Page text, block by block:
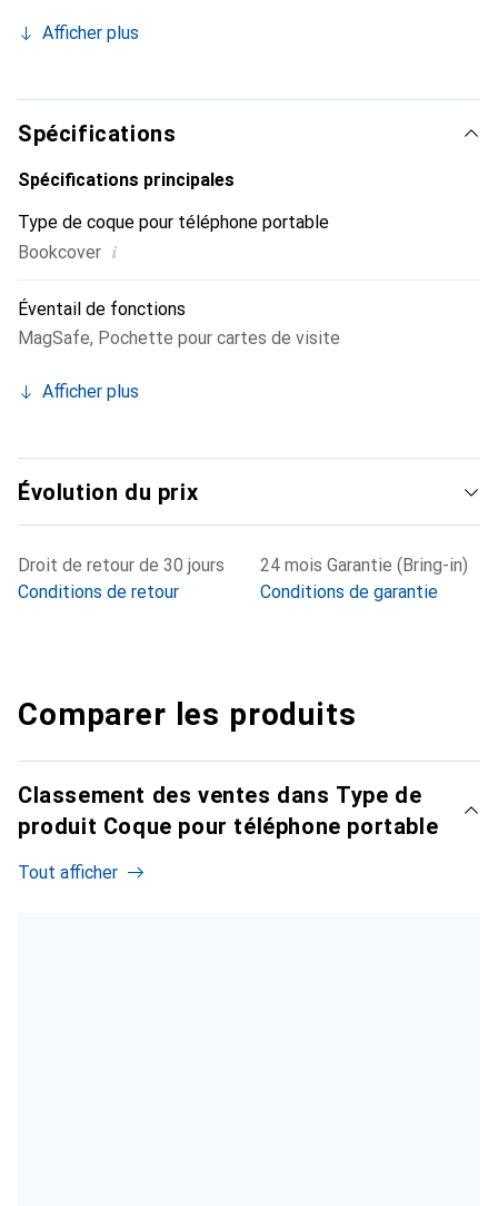
et indispensable pour votre smartphone. Reconnu
marque Noreve est un choix sûr pour une clientèle
exigeante.
Afficher plus
Spécifications
Spécifications principales
Type de coque pour téléphone portable
Bookcover i
Éventail de fonctions
MagSafe, Pochette pour cartes de visite
Afficher plus
Évolution du prix
Droit de retour de 30 jours
Conditions de retour
24 mois Garantie (Bring-in)
Conditions de garantie
Comparer les produits
Classement des ventes dans Type de
produit Coque pour téléphone portable
Tout afficher